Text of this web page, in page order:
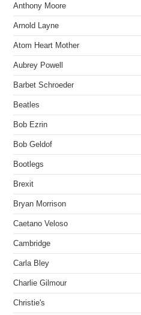
Anthony Moore
Arnold Layne
Atom Heart Mother
Aubrey Powell
Barbet Schroeder
Beatles
Bob Ezrin
Bob Geldof
Bootlegs
Brexit
Bryan Morrison
Caetano Veloso
Cambridge
Carla Bley
Charlie Gilmour
Christie's